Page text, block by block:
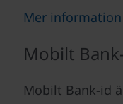
Mer
Mobilt
Mobilt Bank-id